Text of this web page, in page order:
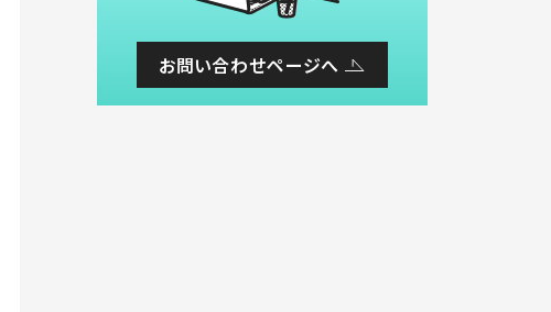
お問い合わせページへ